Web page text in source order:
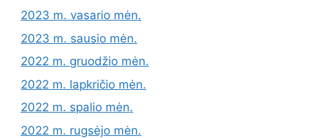
2023 m. vasario mėn.
2023 m. sausio mėn.
2022 m. gruodžio mėn.
2022 m. lapkričio mėn.
2022 m. spalio mėn.
2022 m. rugsėjo mėn.